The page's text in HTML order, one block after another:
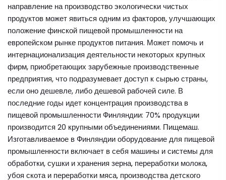
направление на производство экологически чистых
продуктов может явиться одним из факторов, улучшающих
положение финской пищевой промышленности на
европейском рынке продуктов питания. Может помочь и
интернационализация деятельности некоторых крупных
фирм, приобретающих зарубежные производственные
предприятия, что подразумевает доступ к сырью страны,
если оно дешевле, либо дешевой рабочей силе. В
последние годы идет концентрация производства в
пищевой промышленности Финляндии: 70% продукции
производится 20 крупными объединениями. Пищемаш.
Изготавливаемое в Финляндии оборудование для пищевой
промышленности включает в себя машины и системы для
обработки, сушки и хранения зерна, переработки молока,
убоя скота и переработки мяса, производства детского